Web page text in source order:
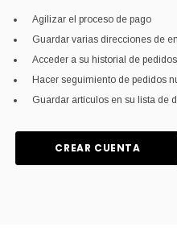
Agilizar el proceso de pago
Guardar varias direcciones de
Acceder a su historial de pedidos
Hacer seguimiento de pedidos
Guardar artículos en su lista de
CREAR CUENTA